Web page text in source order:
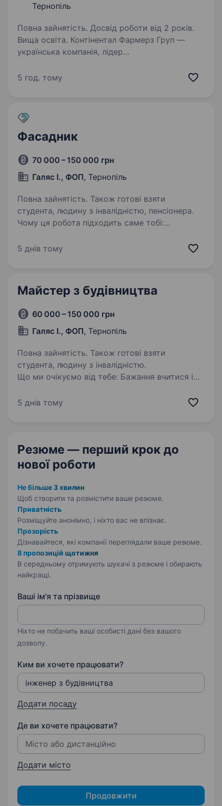
Тернопіль
Повна зайнятість. Досвід роботи від 2 років.
Вища освіта. Контінентал Фармерз Груп —
українська компанія, лідер
в Західноукраїнському регіоні, обробляючи
5 год. тому
Фасадник
70 000 – 150 000 грн
Галяс І., ФОП, Тернопіль
Повна зайнятість. Також готові взяти
студента, людину з інвалідністю, пенсіонера.
Чому ця робота підходить саме тобі:
всьому, що треба знати; Освіта не має
5 днів тому
Майстер з будівництва
60 000 – 150 000 грн
Галяс І., ФОП, Тернопіль
Повна зайнятість. Також готові взяти
студента, людину з інвалідністю.
Що ми очікуємо від тебе: Бажання вчитися і
Відповідальність, уважність до деталей
5 днів тому
Резюме — перший крок до
нової роботи
Не більше 3 хвилин
Щоб створити та розмістити ваше резюме.
Приватність
Розміщуйте анонімно, і ніхто вас не впізнає.
Прозорість
Дізнавайтеся, які компанії переглядали ваше резюме.
8 пропозицій щотижня
В середньому отримують шукачі з резюме і обирають
найкращі.
Ваші ім'я та прізвище
Ніхто не побачить ваші особисті дані без вашого
дозволу.
Ким ви хочете працювати?
Додати посаду
Де ви хочете працювати?
Додати місто
Продовжити